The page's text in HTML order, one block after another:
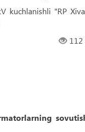
kuchlanishli "RP
112